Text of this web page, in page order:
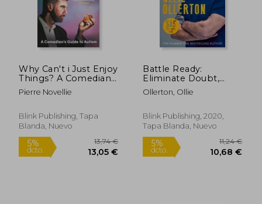
Why Can't i Just Enjoy
Things? A Comedian's
Guide to Autism (en
Inglés)
Pierre Novellie
Blink Publishing, Tapa
Blanda, Nuevo
Battle Ready:
Eliminate Doubt,
Embrace Courage,
Transform Your Life
Ollerton, Ollie
Blink Publishing, 2020,
Tapa Blanda, Nuevo